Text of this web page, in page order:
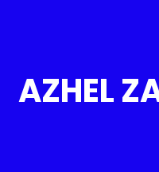
AZHEL